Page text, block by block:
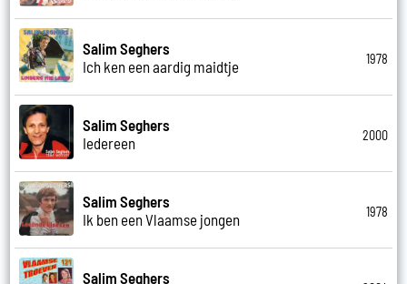
Salim Seghers
Ich ken een aardig maidtje
1978
Salim Seghers
Iedereen
2000
Salim Seghers
Ik ben een Vlaamse jongen
1978
Salim Seghers